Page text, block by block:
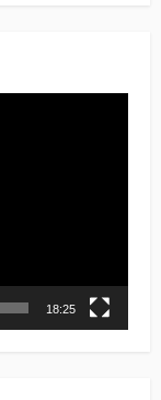
18:25